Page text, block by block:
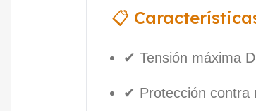
📋
✔ Tensión máxima
✔ Protección contra